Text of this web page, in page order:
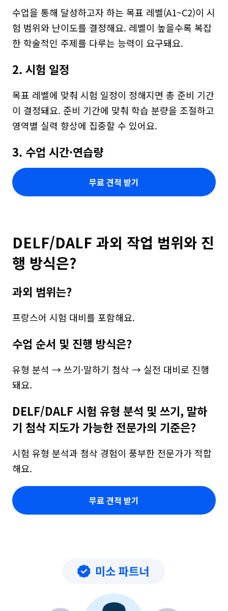
수업을 통해 달성하고자 하는 목표 레벨(A1~C2)이 시
험 범위와 난이도를 결정해요. 레벨이 높을수록 복잡
한 학술적인 주제를 다루는 능력이 요구돼요.
2. 시험 일정
목표 레벨에 맞춰 시험 일정이 정해지면 총 준비 기간
이 결정돼요. 준비 기간에 맞춰 학습 분량을 조절하고
영역별 실력 향상에 집중할 수 있어요.
3. 수업 시간·연습량
무료 견적 받기
DELF/DALF 과외 작업 범위와 진
행 방식은?
과외 범위는?
프랑스어 시험 대비를 포함해요.
수업 순서 및 진행 방식은?
유형 분석 → 쓰기·말하기 첨삭 → 실전 대비로 진행
돼요.
DELF/DALF 시험 유형 분석 및 쓰기, 말하
기 첨삭 지도가 가능한 전문가의 기준은?
시험 유형 분석과 첨삭 경험이 풍부한 전문가가 적합
해요.
무료 견적 받기